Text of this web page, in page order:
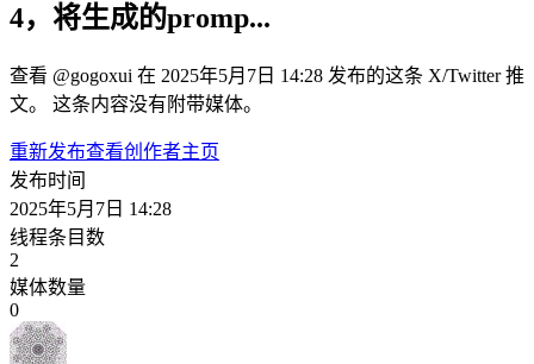
4，将生成的promp...
查看 @gogoxui 在 2025年5月7日 14:28 发布的这条 X/Twitter 推
文。 这条内容没有附带媒体。
重新发布查看创作者主页
发布时间
2025年5月7日 14:28
线程条目数
2
媒体数量
0